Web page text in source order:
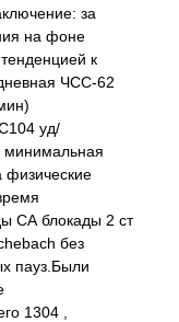
за
на фоне
к
ЧСС-62
уд/
минимальная
СА блокады 2 ст
без
пауз.Были
1304 ,